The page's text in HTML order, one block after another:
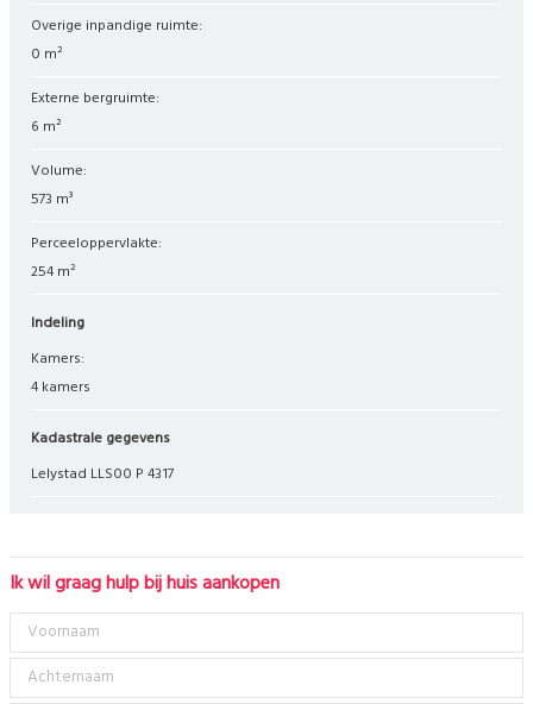
Overige inpandige ruimte:
0 m²
Externe bergruimte:
6 m²
Volume:
573 m³
Perceeloppervlakte:
254 m²
Indeling
Kamers:
4 kamers
Kadastrale gegevens
Lelystad LLS00 P 4317
Ik wil graag hulp bij huis aankopen